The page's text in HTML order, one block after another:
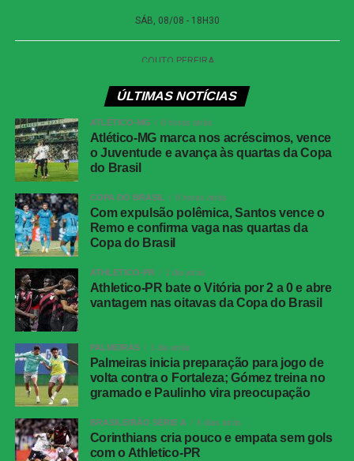
Martinelli, Nonato e Lucho Acosta; Canobbio,
Hulk e Soteldo. Técnico: Luis Zubeldia.
Ramos Mingo e Luciano Juba; Acevedo,
Jean Lucas e Rodrigo Nestor; Ademir, Erick
Pulga e Alejo Veliz. Técnico: Rogério Ceni.
COMENTE ABAIXO:
WhatsApp
Facebook
Twitter
Messenger
LinkedIn
Share
ÚLTIMAS NOTÍCIAS
ATLÉTICO-MG 8 horas atrás
Atlético-MG marca nos acréscimos, vence
o Juventude e avança às quartas da Copa
do Brasil
COPA DO BRASIL 8 horas atrás
Com expulsão polêmica, Santos vence o
Remo e confirma vaga nas quartas da
Copa do Brasil
ATHLETICO-PR 1 dia atrás
Athletico-PR bate o Vitória por 2 a 0 e abre
vantagem nas oitavas da Copa do Brasil
PALMEIRAS 1 dia atrás
Palmeiras inicia preparação para jogo de
volta contra o Fortaleza; Gómez treina no
gramado e Paulinho vira preocupação
BRASILEIRÃO SÉRIE A 6 dias atrás
Corinthians cria pouco e empata sem gols
com o Athletico-PR